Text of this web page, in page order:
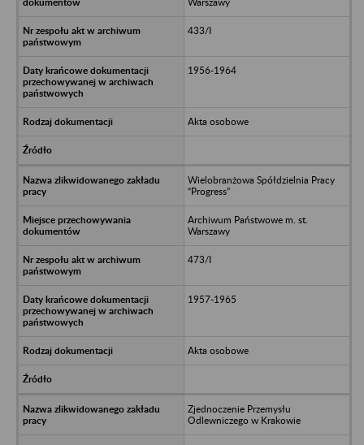
433/I
1956-1964
Akta osobowe
Wielobranżowa Spółdzielnia Pracy
“Progress”
Archiwum Państwowe m. st.
Warszawy
473/I
1957-1965
Akta osobowe
Zjednoczenie Przemysłu
Odlewniczego w Krakowie